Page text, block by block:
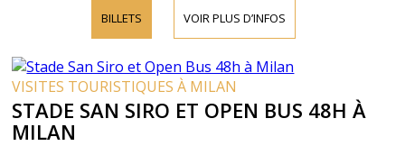
BILLETS VOIR PLUS D’INFOS
VISITES TOURISTIQUES À MILAN
STADE SAN SIRO ET OPEN BUS 48H À
MILAN